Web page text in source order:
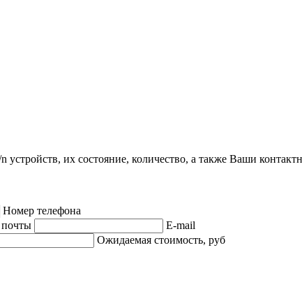
их состояние, количество, а также Ваши
Номер телефона
E-mail
Ожидаемая стоимость, руб